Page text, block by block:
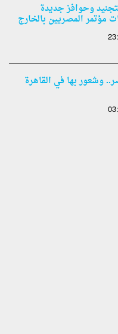
وحوافز جديدة
مؤتمر المصريين بالخارج
وشعور بها في القاهرة